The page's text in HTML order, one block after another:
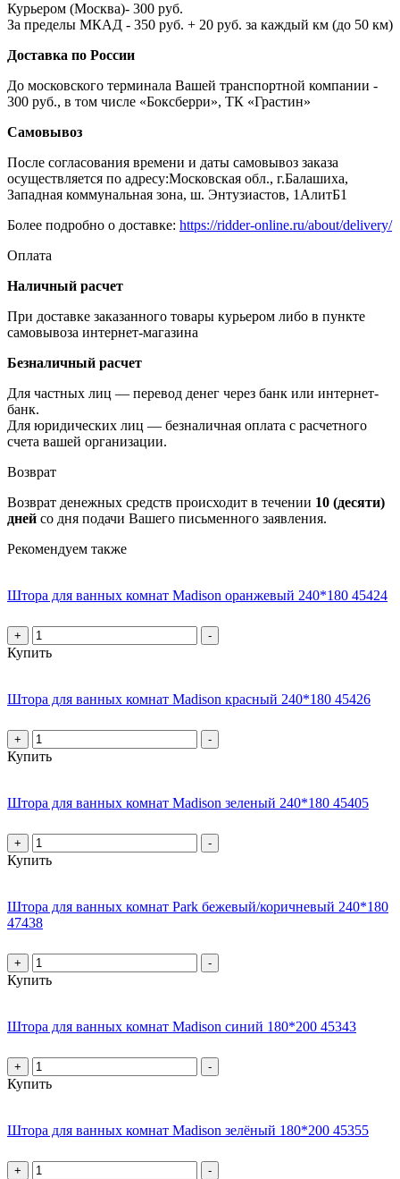
Курьером (Москва)- 300 руб.
За пределы МКАД - 350 руб. + 20 руб. за каждый км (до 50 км)
Доставка по России
До московского терминала Вашей транспортной компании -
300 руб., в том числе «Боксберри», ТК «Грастин»
Самовывоз
После согласования времени и даты самовывоз заказа
осуществляется по адресу:Московская обл., г.Балашиха,
Западная коммунальная зона, ш. Энтузиастов, 1АлитБ1
Более подробно о доставке: https://ridder-online.ru/about/delivery/
Оплата
Наличный расчет
При доставке заказанного товары курьером либо в пункте
самовывоза интернет-магазина
Безналичный расчет
Для частных лиц — перевод денег через банк или интернет-
банк.
Для юридических лиц — безналичная оплата с расчетного
счета вашей организации.
Возврат
Возврат денежных средств происходит в течении 10 (десяти)
дней со дня подачи Вашего письменного заявления.
Рекомендуем также
Штора для ванных комнат Madison оранжевый 240*180 45424
+ -
Купить
Штора для ванных комнат Madison красный 240*180 45426
+ -
Купить
Штора для ванных комнат Madison зеленый 240*180 45405
+ -
Купить
Штора для ванных комнат Park бежевый/коричневый 240*180
47438
+ -
Купить
Штора для ванных комнат Madison синий 180*200 45343
+ -
Купить
Штора для ванных комнат Madison зелёный 180*200 45355
+ -